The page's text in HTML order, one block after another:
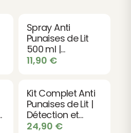
et accessoires d’extérieur
ou balcon
sécurisé en extérieur
Spray Anti
Punaises de Lit
500 ml |
Traitement
11,90 €
Kit Complet Anti
Punaises de Lit |
Détection et
Traitement
24,90 €